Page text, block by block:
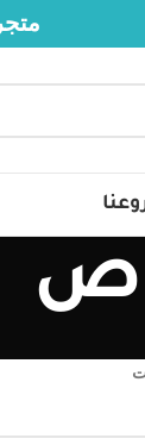
متجر